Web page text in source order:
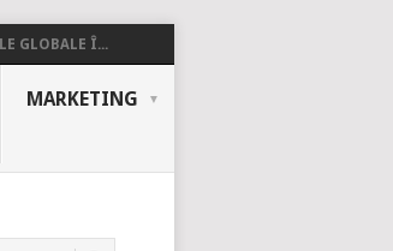
GLOBALE Î...
MARKETING